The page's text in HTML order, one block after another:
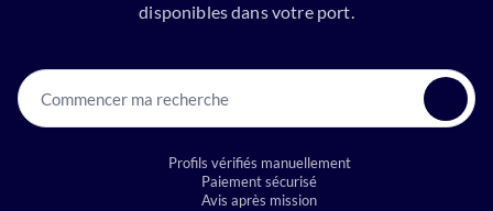
disponibles dans votre port.
Commencer ma recherche
Profils vérifiés manuellement
Paiement sécurisé
Avis après mission